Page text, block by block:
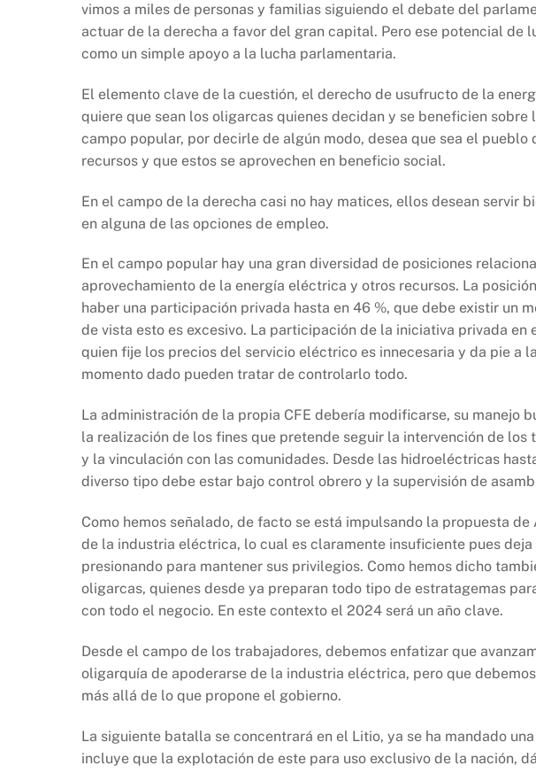
vimos a miles de personas y familias siguiendo el debate del
actuar de la derecha a favor del gran capital. Pero ese potencial de
como un simple apoyo a la lucha parlamentaria.
El elemento clave de la cuestión, el derecho de usufructo de la
quiere que sean los oligarcas quienes decidan y se beneficien sobre
campo popular, por decirle de algún modo, desea que sea el pueblo
recursos y que estos se aprovechen en beneficio social.
En el campo de la derecha casi no hay matices, ellos desean servir
en alguna de las opciones de empleo.
En el campo popular hay una gran diversidad de posiciones
aprovechamiento de la energía eléctrica y otros recursos. La
haber una participación privada hasta en 46 %, que debe existir un
de vista esto es excesivo. La participación de la iniciativa privada
quien fije los precios del servicio eléctrico es innecesaria y da pie a
momento dado pueden tratar de controlarlo todo.
La administración de la propia CFE debería modificarse, su manejo
la realización de los fines que pretende seguir la intervención de
y la vinculación con las comunidades. Desde las hidroeléctricas
diverso tipo debe estar bajo control obrero y la supervisión de
Como hemos señalado, de facto se está impulsando la propuesta
de la industria eléctrica, lo cual es claramente insuficiente pues
presionando para mantener sus privilegios. Como hemos dicho
oligarcas, quienes desde ya preparan todo tipo de estratagemas
con todo el negocio. En este contexto el 2024 será un año clave.
Desde el campo de los trabajadores, debemos enfatizar que
oligarquía de apoderarse de la industria eléctrica, pero que
más allá de lo que propone el gobierno.
La siguiente batalla se concentrará en el Litio, ya se ha mandado
incluye que la explotación de este para uso exclusivo de la nación,